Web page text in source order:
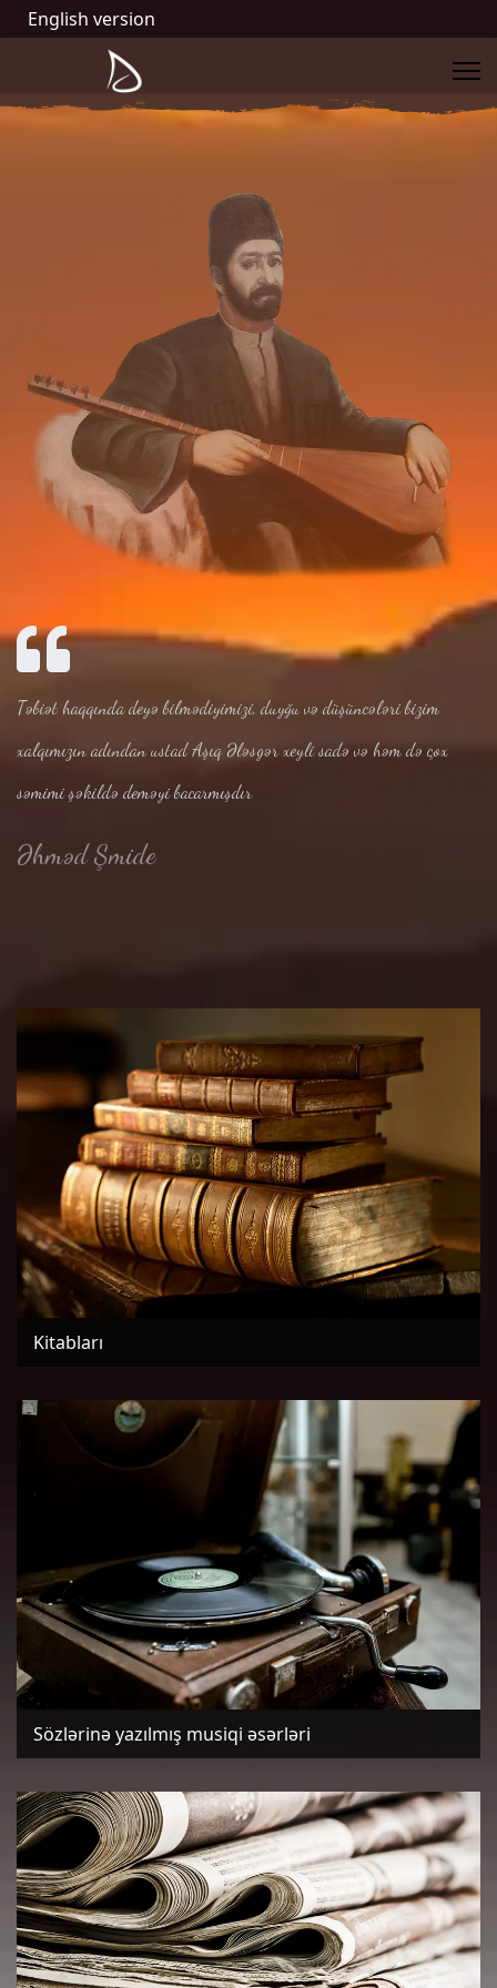
English version
Təbiət haqqında deyə bilmədiyimizi, duyğu və düşüncələri bizim
xalqımızın adından ustad Aşıq Ələsgər xeyli sadə və həm də çox
səmimi şəkildə deməyi bacarmışdır
Əhməd Şmide
Kitabları
Sözlərinə yazılmış musiqi əsərləri